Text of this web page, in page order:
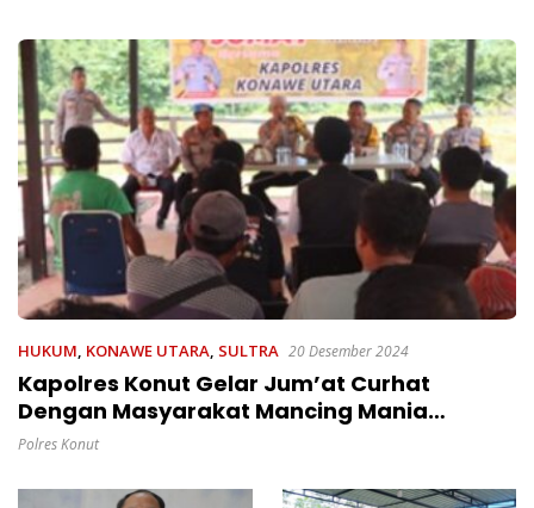
HUKUM, KONAWE UTARA, SULTRA 20 Desember 2024
Kapolres Konut Gelar Jum’at Curhat
Dengan Masyarakat Mancing Mania
Kel.Wanggudu, Kecamatan Asera,
Polres Konut